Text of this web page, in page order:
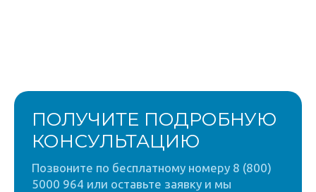
ПОЛУЧИТЕ ПОДРОБНУЮ
КОНСУЛЬТАЦИЮ
Позвоните по бесплатному номеру 8 (800)
5000 964 или оставьте заявку и мы